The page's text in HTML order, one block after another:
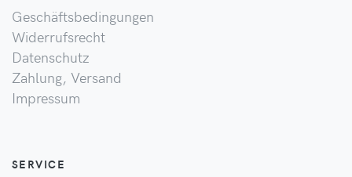
Geschäftsbedingungen
Widerrufsrecht
Datenschutz
Zahlung, Versand
Impressum
SERVICE